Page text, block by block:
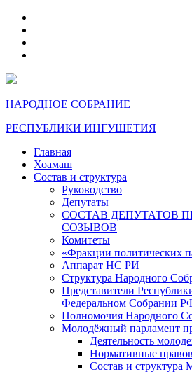
НАРОДНОЕ СОБРАНИЕ
РЕСПУБЛИКИ ИНГУШЕТИЯ
Главная
Хоамаш
Состав и структура
Руководство
Депутаты
СОСТАВ ДЕПУТАТОВ
СОЗЫВОВ
Комитеты
«Фракции политических
Аппарат НС РИ
Структура Народного
Представители
Федеральном Собрании
Полномочия Народного
Молодёжный парламент
Деятельность
Нормативные
Состав и структура